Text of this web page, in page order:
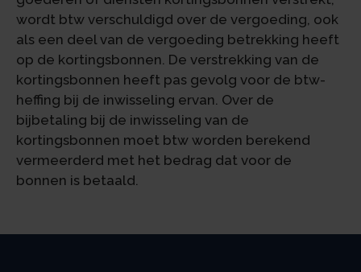
wordt btw verschuldigd over de vergoeding, ook
als een deel van de vergoeding betrekking heeft
op de kortingsbonnen. De verstrekking van de
kortingsbonnen heeft pas gevolg voor de btw-
heffing bij de inwisseling ervan. Over de
bijbetaling bij de inwisseling van de
kortingsbonnen moet btw worden berekend
vermeerderd met het bedrag dat voor de
bonnen is betaald.